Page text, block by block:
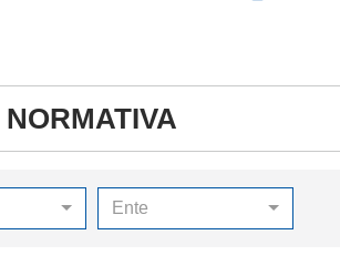
NORMATIVA
Ente